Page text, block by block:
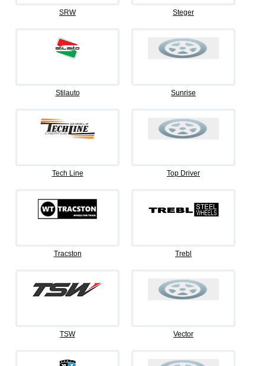
SRW Steger
Stilauto Sunrise
Tech Line Top Driver
Tracston Trebl
TSW Vector